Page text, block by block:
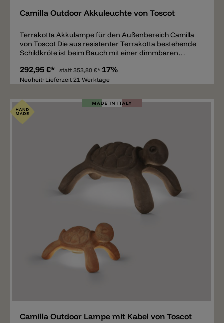
Camilla Outdoor Akkuleuchte von Toscot
Terrakotta Akkulampe für den Außenbereich Camilla
von Toscot Die aus resistenter Terrakotta bestehende
Schildkröte ist beim Bauch mit einer dimmbaren
ausgestattet und verbreitet 220lm mit Lichtfarbe
2700k. Der aufladbare Akku hält bei maximaler
Der Körper aus Terrakotta ist erhältlich in
unterschiedlichen Farben und zwei Maßen
25x20x14,5cm und 42x27,5x23cm. Die Outdoor
Leuchte hat einen IP55 Schutz.
292,95 €* statt353,80 €* 17%
Neuheit: Lieferzeit 21 Werktage
Camilla Outdoor Lampe mit Kabel von Toscot